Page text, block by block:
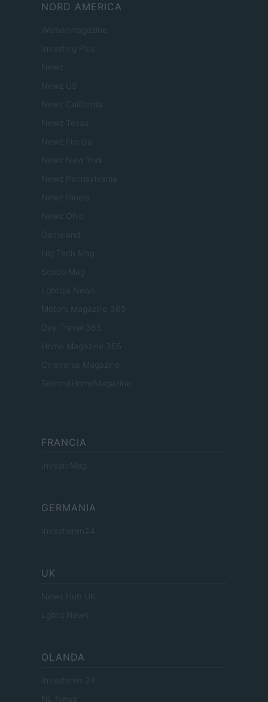
NORD AMERICA
Womanmagazine
Investing Plus
Newz
Newz US
Newz California
Newz Texas
Newz Florida
Newz New York
Newz Pennsylvania
Newz Illinois
Newz Ohio
Gameland
Hig Tech Mag
Scoop Mag
Lgbtqia News
Motors Magazine 365
Day Travel 365
Home Magazine 365
Cineverse Magazine
SecondHomeMagazine
FRANCIA
InvestirMag
GERMANIA
Investieren24
UK
News Hub UK
Lgbtq News
OLANDA
Investeren 24
NL Newz